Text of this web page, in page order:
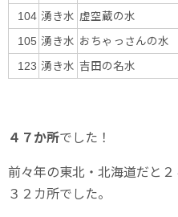
104 湧き水 虚空蔵の水
105 湧き水 おちゃっさんの水
123 湧き水 吉田の名水
４７か所でした！
前々年の東北・北海道だと
３２カ所でした。